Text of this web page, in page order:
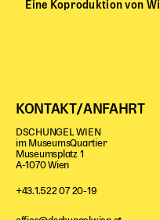
Open House
Newsletter für
DIGITALE BÜHNE
Eine Koproduktion von
KONTAKT/ANFAHRT
DSCHUNGEL WIEN
im MuseumsQuartier
Museumsplatz 1
A-1070 Wien
+43.1.522 07 20-19